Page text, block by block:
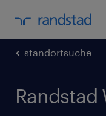
standortsuche